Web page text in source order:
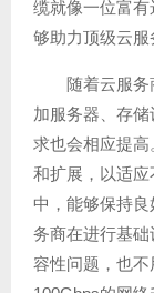
缆就像一位富
够助力顶级云服
随着云服
加服务器、存
求也会相应提
和扩展，以适
中，能够保持
务商在进行基
容性问题，也